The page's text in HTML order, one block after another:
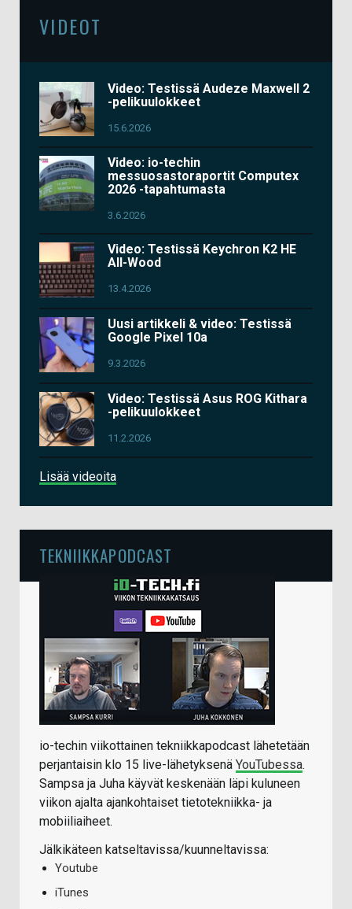
VIDEOT
Video: Testissä Audeze Maxwell 2
-pelikuulokkeet
15.6.2026
Video: io-techin
messuosastoraportit Computex
2026 -tapahtumasta
3.6.2026
Video: Testissä Keychron K2 HE
All-Wood
13.4.2026
Uusi artikkeli & video: Testissä
Google Pixel 10a
9.3.2026
Video: Testissä Asus ROG Kithara
-pelikuulokkeet
11.2.2026
Lisää videoita
TEKNIIKKAPODCAST
io-techin viikottainen tekniikkapodcast lähetetään
perjantaisin klo 15 live-lähetyksenä YouTubessa.
Sampsa ja Juha käyvät keskenään läpi kuluneen
viikon ajalta ajankohtaiset tietotekniikka- ja
mobiiliaiheet.
Jälkikäteen katseltavissa/kuunneltavissa:
Youtube
iTunes